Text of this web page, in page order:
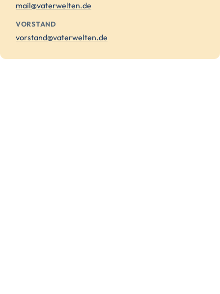
mail@vaterwelten.de
VORSTAND
vorstand@vaterwelten.de